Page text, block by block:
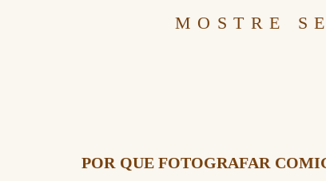
MOSTRE
POR QUE FOTOGRAFAR